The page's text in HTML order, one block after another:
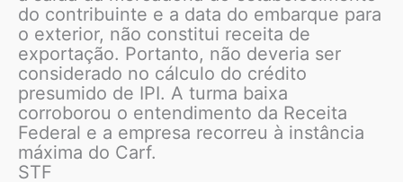
do contribuinte e a data do embarque para
o exterior, não constitui receita de
exportação. Portanto, não deveria ser
considerado no cálculo do crédito
presumido de IPI. A turma baixa
corroborou o entendimento da Receita
Federal e a empresa recorreu à instância
máxima do Carf.
STF